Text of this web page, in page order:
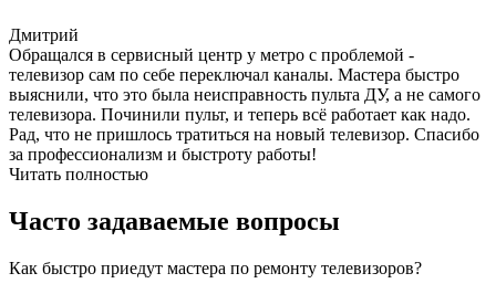
Дмитрий
Обращался в сервисный центр у метро с проблемой -
телевизор сам по себе переключал каналы. Мастера быстро
выяснили, что это была неисправность пульта ДУ, а не самого
телевизора. Починили пульт, и теперь всё работает как надо.
Рад, что не пришлось тратиться на новый телевизор. Спасибо
за профессионализм и быстроту работы!
Читать полностью
Часто задаваемые вопросы
Как быстро приедут мастера по ремонту телевизоров?